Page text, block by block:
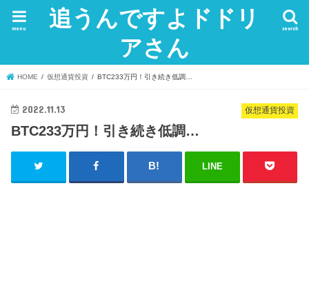
追うんですよドドリ
アさん
search
menu
HOME 仮想通貨投資 BTC233万円！引き続き低調…
仮想通貨投資
2022.11.13
BTC233万円！引き続き低調…
LINE